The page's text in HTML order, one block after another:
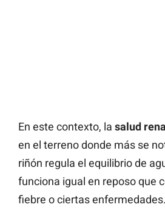
En este contexto, la salud
en el terreno donde más se
riñón regula el equilibrio de
funciona igual en reposo que
fiebre o ciertas